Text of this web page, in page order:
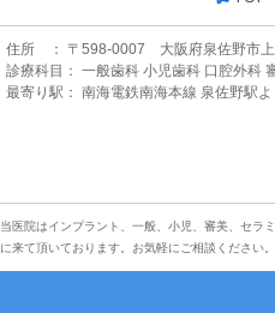
住所 ： 〒598-0007 大阪府泉佐野市上
診療科目： 一般歯科 小児歯科 口腔外科
最寄り駅： 南海電鉄南海本線 泉佐野駅
当医院はインプラント、一般、小児、審美、セラ
に来て頂いております。お気軽にご相談ください。